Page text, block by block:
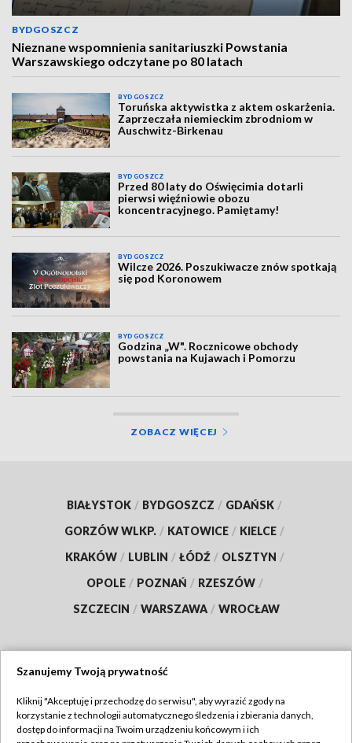
BYDGOSZCZ
Nieznane wspomnienia sanitariuszki Powstania
Warszawskiego odczytane po 80 latach
BYDGOSZCZ
Toruńska aktywistka z aktem oskarżenia.
Zaprzeczała niemieckim zbrodniom w
Auschwitz-Birkenau
BYDGOSZCZ
Przed 80 laty do Oświęcimia dotarli
pierwsi więźniowie obozu
koncentracyjnego. Pamiętamy!
BYDGOSZCZ
Wilcze 2026. Poszukiwacze znów spotkają
się pod Koronowem
BYDGOSZCZ
Godzina „W". Rocznicowe obchody
powstania na Kujawach i Pomorzu
ZOBACZ WIĘCEJ
BIAŁYSTOK / BYDGOSZCZ / GDAŃSK /
GORZÓW WLKP. / KATOWICE / KIELCE /
KRAKÓW / LUBLIN / ŁÓDŹ / OLSZTYN /
OPOLE / POZNAŃ / RZESZÓW /
SZCZECIN / WARSZAWA / WROCŁAW
TVP
Szanujemy Twoją prywatność
Kliknij "Akceptuję i przechodzę do serwisu", aby wyrazić zgody na
korzystanie z technologii automatycznego śledzenia i zbierania danych,
dostęp do informacji na Twoim urządzeniu końcowym i ich